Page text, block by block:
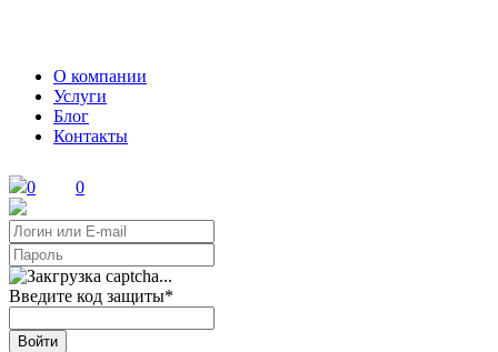
О компании
Услуги
Блог
Контакты
0 0
Введите код защиты*
Войти